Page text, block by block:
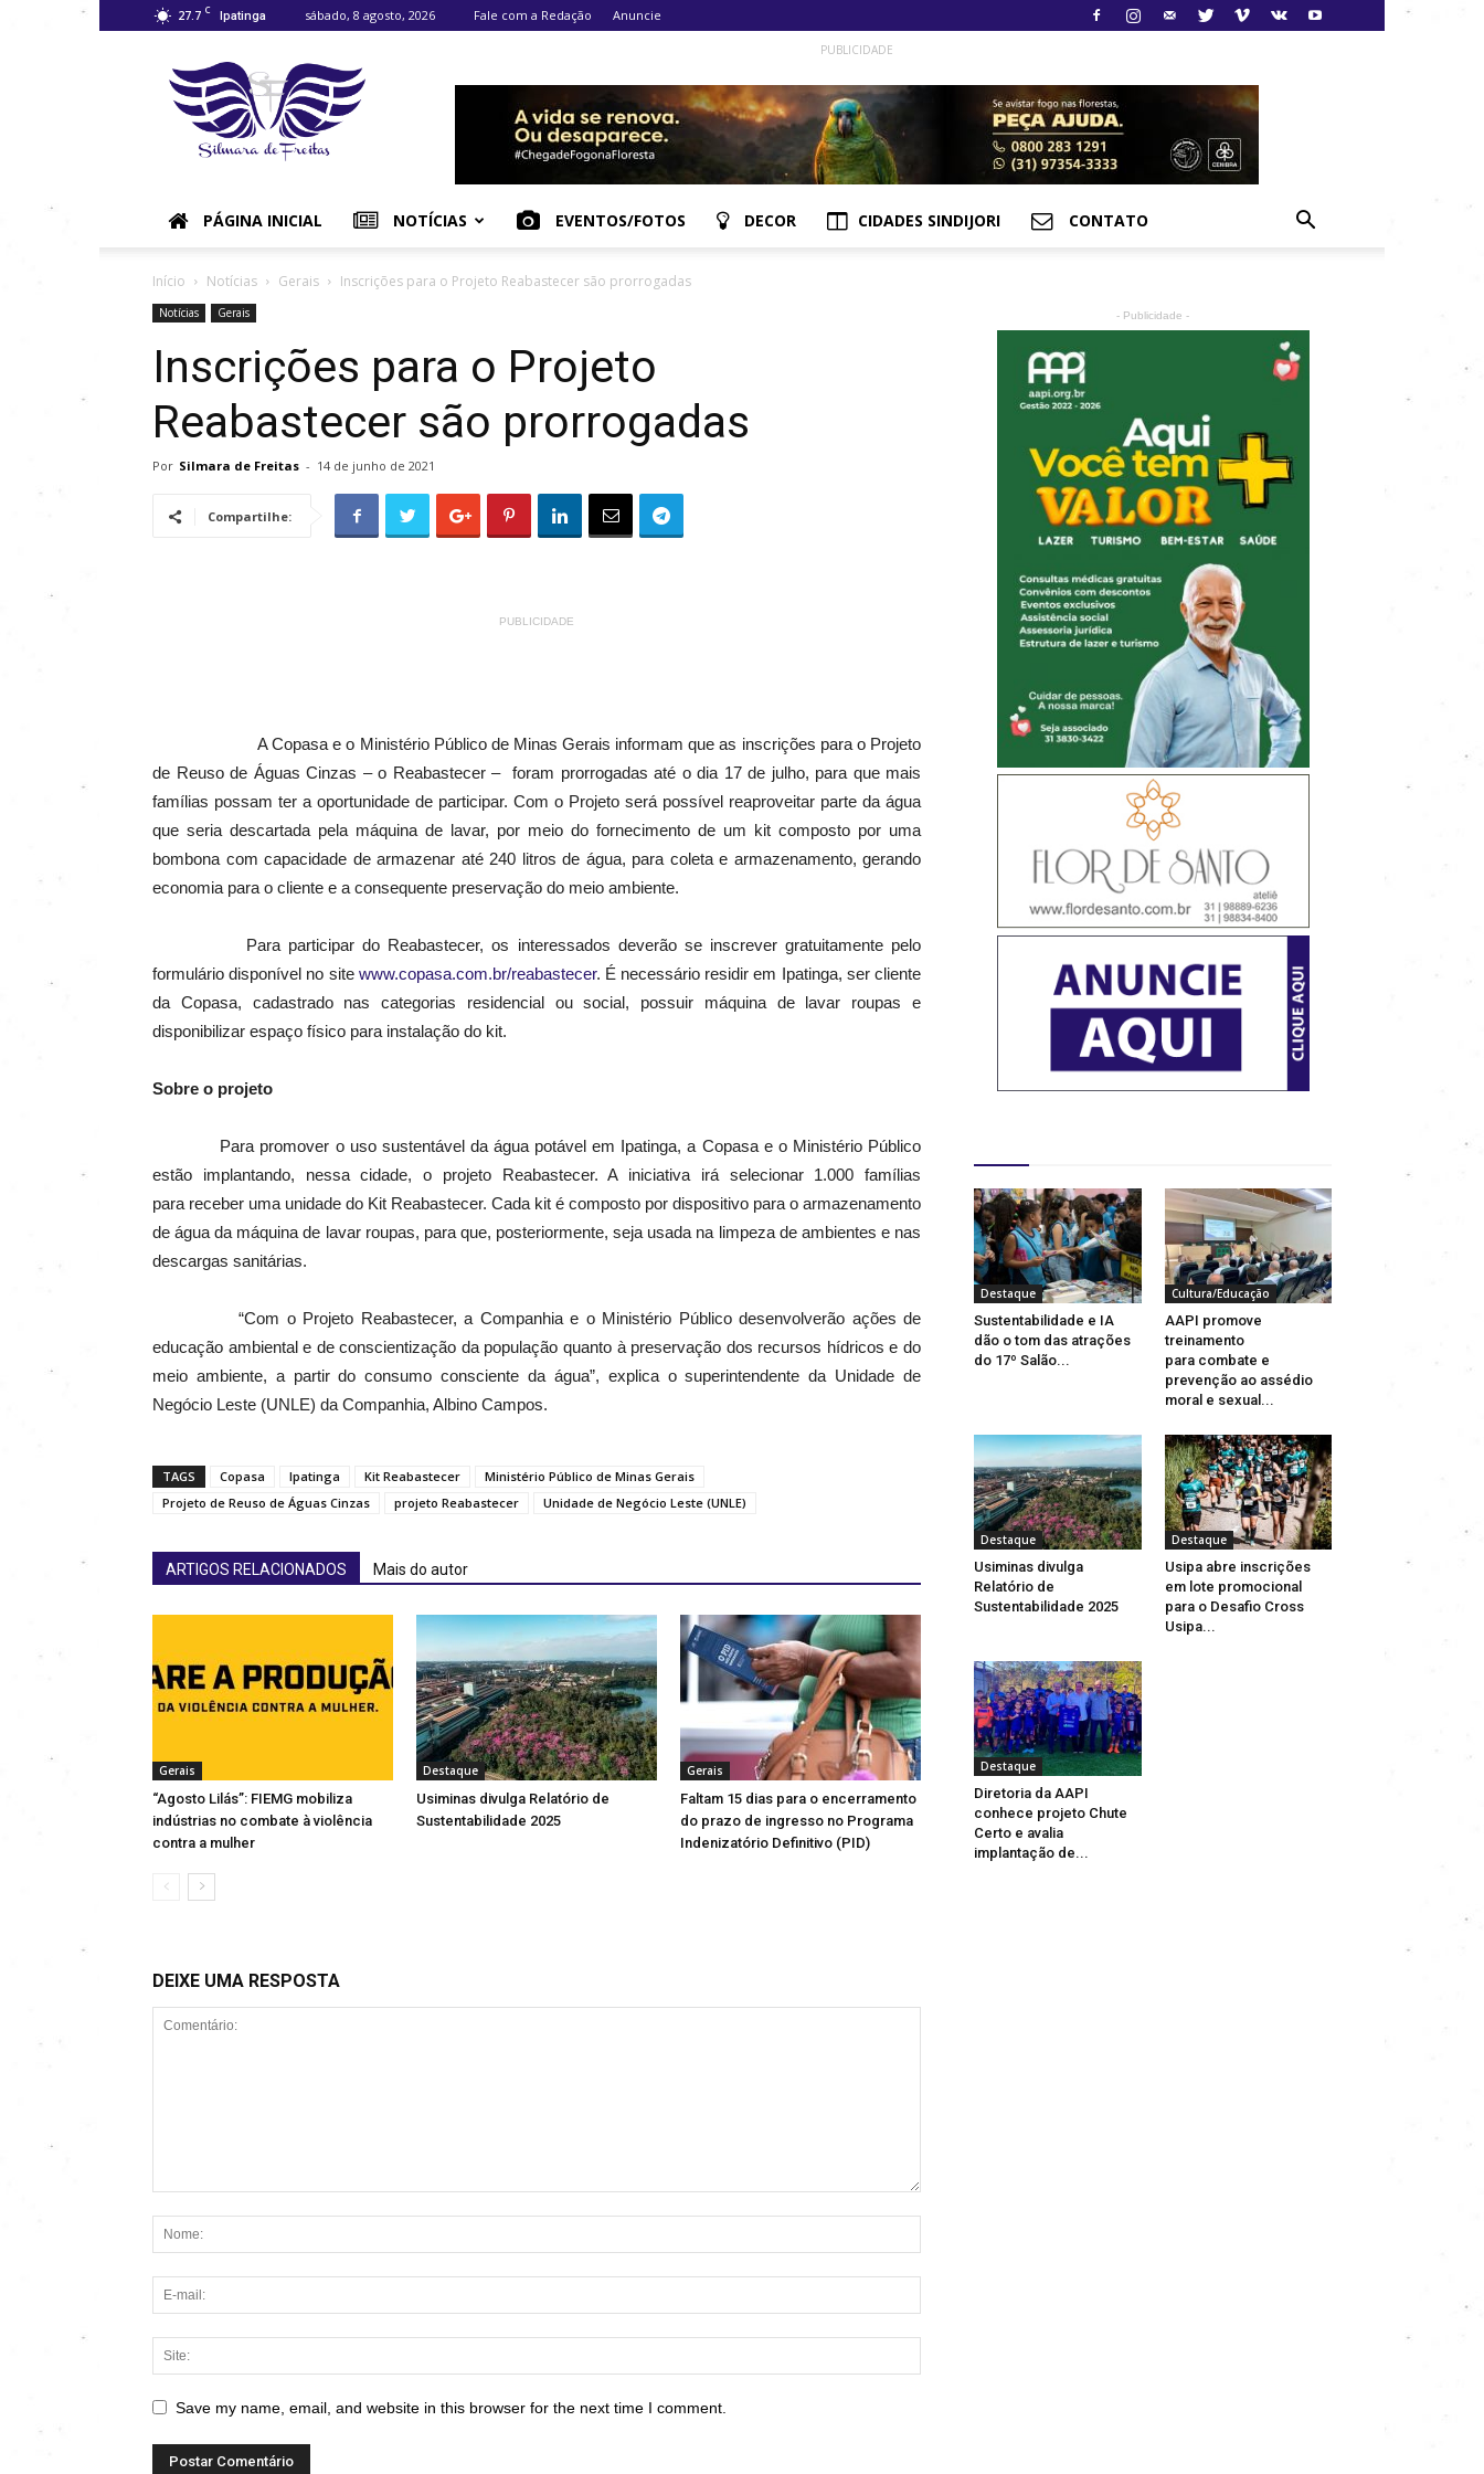
27.7 C Ipatinga sábado, 8 agosto, 2026 Fale com a Redação Anuncie
Silmara
Freitas
região.
PUBLICIDADE
PÁGINA INICIAL NOTÍCIAS EVENTOS/FOTOS DECOR CIDADES SINDIJORI CONTATO
Início Notícias Gerais Inscrições para o Projeto Reabastecer são prorrogadas
Notícias Gerais
Inscrições para o Projeto
Reabastecer são prorrogadas
Por Silmara de Freitas - 14 de junho de 2021
Compartilhe:
PUBLICIDADE
A Copasa e o Ministério Público de Minas Gerais informam que as inscrições para o Projeto
de Reuso de Águas Cinzas – o Reabastecer – foram prorrogadas até o dia 17 de julho, para que mais
famílias possam ter a oportunidade de participar. Com o Projeto será possível reaproveitar parte da água
que seria descartada pela máquina de lavar, por meio do fornecimento de um kit composto por uma
bombona com capacidade de armazenar até 240 litros de água, para coleta e armazenamento, gerando
economia para o cliente e a consequente preservação do meio ambiente.
Para participar do Reabastecer, os interessados deverão se inscrever gratuitamente pelo
formulário disponível no site www.copasa.com.br/reabastecer. É necessário residir em Ipatinga, ser cliente
da Copasa, cadastrado nas categorias residencial ou social, possuir máquina de lavar roupas e
disponibilizar espaço físico para instalação do kit.
Sobre o projeto
Para promover o uso sustentável da água potável em Ipatinga, a Copasa e o Ministério Público
estão implantando, nessa cidade, o projeto Reabastecer. A iniciativa irá selecionar 1.000 famílias
para receber uma unidade do Kit Reabastecer. Cada kit é composto por dispositivo para o armazenamento
de água da máquina de lavar roupas, para que, posteriormente, seja usada na limpeza de ambientes e nas
descargas sanitárias.
“Com o Projeto Reabastecer, a Companhia e o Ministério Público desenvolverão ações de
educação ambiental e de conscientização da população quanto à preservação dos recursos hídricos e do
meio ambiente, a partir do consumo consciente da água”, explica o superintendente da Unidade de
Negócio Leste (UNLE) da Companhia, Albino Campos.
TAGS Copasa Ipatinga Kit Reabastecer
Ministério Público de Minas Gerais
Projeto de Reuso de Águas Cinzas
projeto Reabastecer Unidade de Negócio Leste (UNLE)
ARTIGOS RELACIONADOS Mais do autor
Gerais
“Agosto Lilás”: FIEMG mobiliza
indústrias no combate à violência
contra a mulher
Destaque
Usiminas divulga Relatório de
Sustentabilidade 2025
Gerais
Faltam 15 dias para o encerramento
do prazo de ingresso no Programa
Indenizatório Definitivo (PID)
DEIXE UMA RESPOSTA
Save my name, email, and website in this browser for the next time I comment.
- Publicidade -
Destaque
Sustentabilidade e IA
dão o tom das atrações
do 17º Salão...
Cultura/Educação
AAPI promove
treinamento
para combate e
prevenção ao assédio
moral e sexual...
Destaque
Usiminas divulga
Relatório de
Sustentabilidade 2025
Destaque
Usipa abre inscrições
em lote promocional
para o Desafio Cross
Usipa...
Destaque
Diretoria da AAPI
conhece projeto Chute
Certo e avalia
implantação de...